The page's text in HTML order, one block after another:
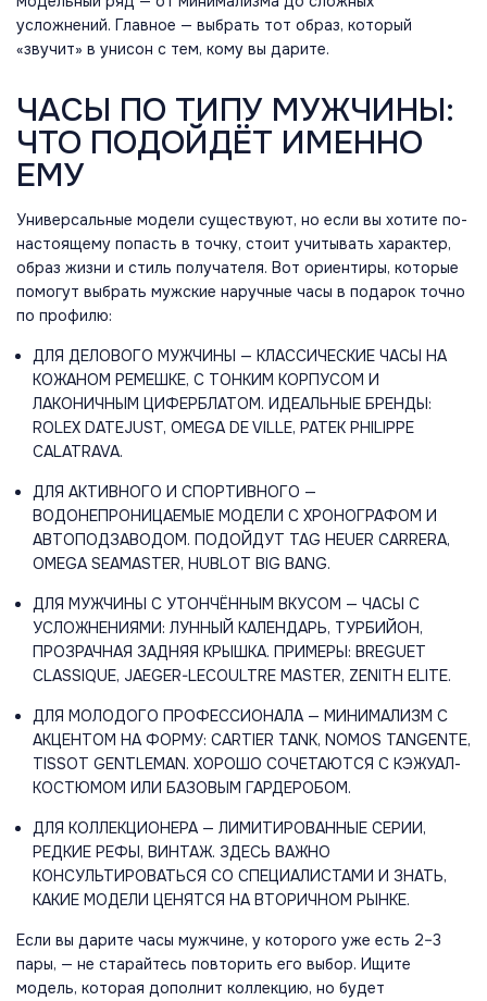
усложнений. Главное — выбрать тот образ, который
«звучит» в унисон с тем, кому вы дарите.
ЧАСЫ ПО ТИПУ МУЖЧИНЫ:
ЧТО ПОДОЙДЁТ ИМЕННО
ЕМУ
Универсальные модели существуют, но если вы хотите по-
настоящему попасть в точку, стоит учитывать характер,
образ жизни и стиль получателя. Вот ориентиры, которые
помогут выбрать мужские наручные часы в подарок точно
по профилю:
ДЛЯ ДЕЛОВОГО МУЖЧИНЫ — КЛАССИЧЕСКИЕ ЧАСЫ НА
КОЖАНОМ РЕМЕШКЕ, С ТОНКИМ КОРПУСОМ И
ЛАКОНИЧНЫМ ЦИФЕРБЛАТОМ. ИДЕАЛЬНЫЕ БРЕНДЫ:
ROLEX DATEJUST, OMEGA DE VILLE, PATEK PHILIPPE
CALATRAVA.
ДЛЯ АКТИВНОГО И СПОРТИВНОГО —
ВОДОНЕПРОНИЦАЕМЫЕ МОДЕЛИ С ХРОНОГРАФОМ И
АВТОПОДЗАВОДОМ. ПОДОЙДУТ TAG HEUER CARRERA,
OMEGA SEAMASTER, HUBLOT BIG BANG.
ДЛЯ МУЖЧИНЫ С УТОНЧЁННЫМ ВКУСОМ — ЧАСЫ С
УСЛОЖНЕНИЯМИ: ЛУННЫЙ КАЛЕНДАРЬ, ТУРБИЙОН,
ПРОЗРАЧНАЯ ЗАДНЯЯ КРЫШКА. ПРИМЕРЫ: BREGUET
CLASSIQUE, JAEGER-LECOULTRE MASTER, ZENITH ELITE.
ДЛЯ МОЛОДОГО ПРОФЕССИОНАЛА — МИНИМАЛИЗМ С
АКЦЕНТОМ НА ФОРМУ: CARTIER TANK, NOMOS TANGENTE,
TISSOT GENTLEMAN. ХОРОШО СОЧЕТАЮТСЯ С КЭЖУАЛ-
КОСТЮМОМ ИЛИ БАЗОВЫМ ГАРДЕРОБОМ.
ДЛЯ КОЛЛЕКЦИОНЕРА — ЛИМИТИРОВАННЫЕ СЕРИИ,
РЕДКИЕ РЕФЫ, ВИНТАЖ. ЗДЕСЬ ВАЖНО
КОНСУЛЬТИРОВАТЬСЯ СО СПЕЦИАЛИСТАМИ И ЗНАТЬ,
КАКИЕ МОДЕЛИ ЦЕНЯТСЯ НА ВТОРИЧНОМ РЫНКЕ.
Если вы дарите часы мужчине, у которого уже есть 2–3
пары, — не старайтесь повторить его выбор. Ищите
модель, которая дополнит коллекцию, но будет